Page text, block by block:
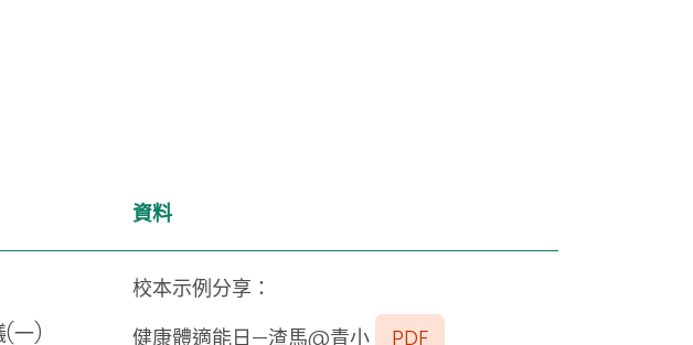
資料
(一)
校本示例分享：
健康體適能日—渣馬@青小 PDF